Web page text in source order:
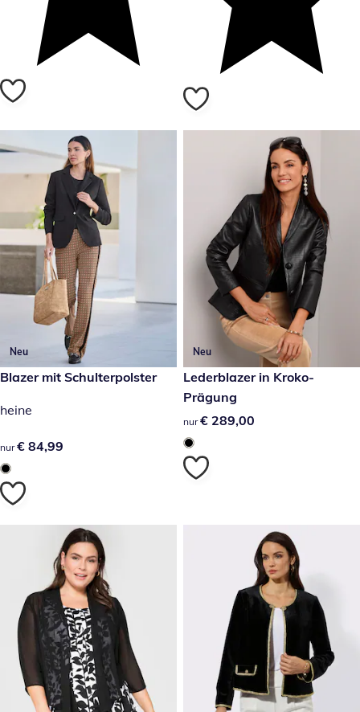
Neu
€ 84,99
Blazer mit Schulterpolster
heine
€ 84,99
nur € 84,99
Neu
€ 289,00
Lederblazer in Kroko-
Prägung
€ 289,00
nur € 289,00